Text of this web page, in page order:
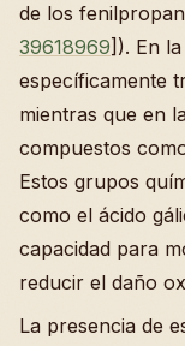
de los
39618969]). En
específicamente
mientras que en
compuestos
Estos grupos
como el ácido
capacidad para
reducir el daño
La presencia de